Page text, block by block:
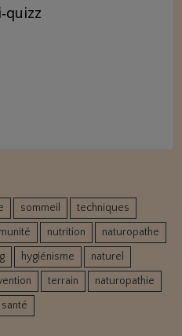
sommeil
techniques
nutrition
naturopathe
hygiénisme
naturel
terrain
naturopathie
santé